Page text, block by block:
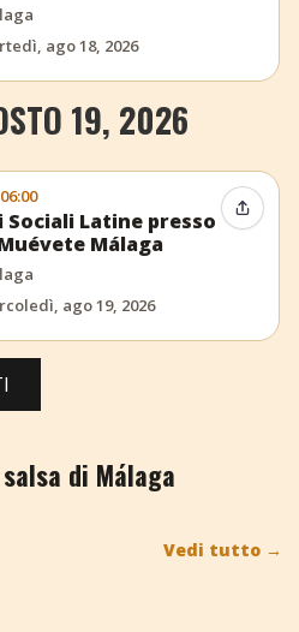
ago 18, 2026
19, 2026
Latine presso
Málaga
ago 19, 2026
di Málaga
Vedi tutto →